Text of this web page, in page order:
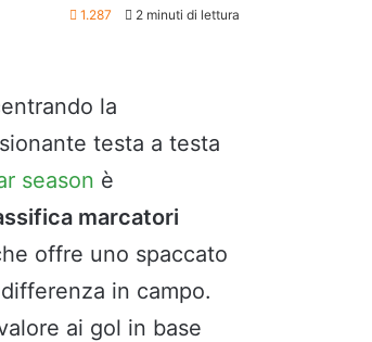
1.287 2 minuti di lettura
la
testa a testa
season è
marcatori
offre uno spaccato
in campo.
ai gol in base